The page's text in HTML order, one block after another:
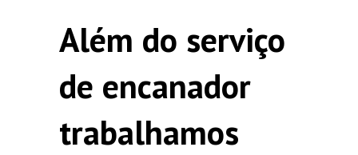
Além do serviço
de encanador
trabalhamos